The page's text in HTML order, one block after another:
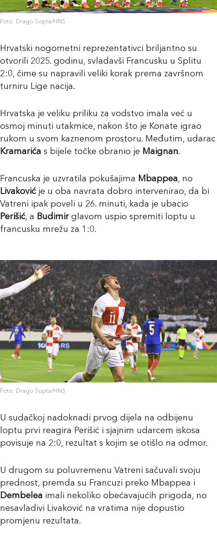
Foto: Drago Sopta/HNS
Hrvatski nogometni reprezentativci briljantno su
otvorili 2025. godinu, svladavši Francusku u Splitu
2:0, čime su napravili veliki korak prema završnom
turniru Lige nacija.
Hrvatska je veliku priliku za vodstvo imala već u
osmoj minuti utakmice, nakon što je Konate igrao
rukom u svom kaznenom prostoru. Međutim, udarac
Kramarića s bijele točke obranio je Maignan.
Francuska je uzvratila pokušajima Mbappea, no
Livakovićje u oba navrata dobro intervenirao, da bi
Vatreni ipak poveli u 26. minuti, kada je ubacio
Perišić, a Budimirglavom uspio spremiti loptu u
francusku mrežu za 1:0.
Foto: Drago Sopta/HNS
U sudačkoj nadoknadi prvog dijela na odbijenu
loptu prvi reagira Perišić i sjajnim udarcem iskosa
povisuje na 2:0, rezultat s kojim se otišlo na odmor.
U drugom su poluvremenu Vatreni sačuvali svoju
prednost, premda su Francuzi preko Mbappea i
Dembelea imali nekoliko obećavajućih prigoda, no
nesavladivi Livaković na vratima nije dopustio
promjenu rezultata.